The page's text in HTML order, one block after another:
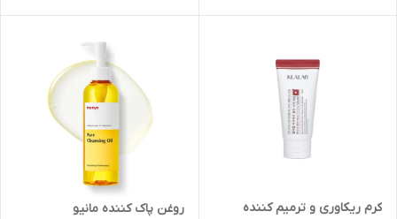
کرم ریکاوری و ترمیم کننده
روغن پاک کننده مانیو